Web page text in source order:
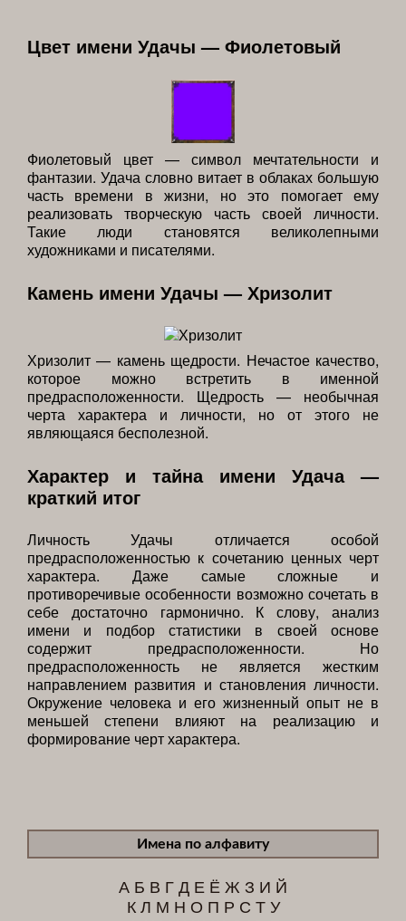
Цвет имени Удачы — Фиолетовый
Фиолетовый цвет — символ мечтательности и
фантазии. Удача словно витает в облаках большую
часть времени в жизни, но это помогает ему
реализовать творческую часть своей личности.
Такие люди становятся великолепными
художниками и писателями.
Камень имени Удачы — Хризолит
Хризолит — камень щедрости. Нечастое качество,
которое можно встретить в именной
предрасположенности. Щедрость — необычная
черта характера и личности, но от этого не
являющаяся бесполезной.
Характер и тайна имени Удача —
краткий итог
Личность Удачы отличается особой
предрасположенностью к сочетанию ценных черт
характера. Даже самые сложные и
противоречивые особенности возможно сочетать в
себе достаточно гармонично. К слову, анализ
имени и подбор статистики в своей основе
содержит предрасположенности. Но
предрасположенность не является жестким
направлением развития и становления личности.
Окружение человека и его жизненный опыт не в
меньшей степени влияют на реализацию и
формирование черт характера.
Имена по алфавиту
А Б В ГД Е Ё Ж З И Й
К Л М Н О П Р С Т У